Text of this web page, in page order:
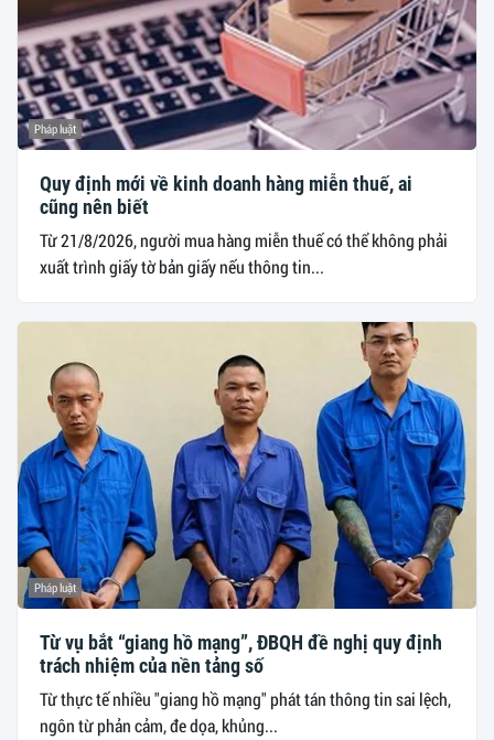
Pháp luật
Quy định mới về kinh doanh hàng miễn thuế, ai
cũng nên biết
Từ 21/8/2026, người mua hàng miễn thuế có thể không phải
xuất trình giấy tờ bản giấy nếu thông tin...
Pháp luật
Từ vụ bắt “giang hồ mạng”, ĐBQH đề nghị quy định
trách nhiệm của nền tảng số
Từ thực tế nhiều "giang hồ mạng" phát tán thông tin sai lệch,
ngôn từ phản cảm, đe dọa, khủng...